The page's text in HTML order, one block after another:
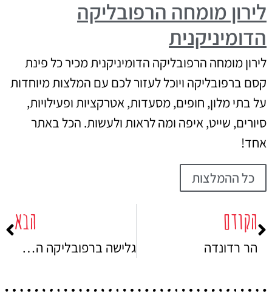
לירון מומחה הרפובליקה
הדומיניקנית
לירון מומחה הרפובליקה הדומיניקנית מכיר כל פינת
קסם ברפובליקה ויוכל לעזור לכם עם המלצות מיוחדות
על בתי מלון, חופים, מסעדות, אטרקציות ופעילויות,
סיורים, שייט, איפה ומה לראות ולעשות. הכל באתר
אחד!
כל ההמלצות
הקודם
הר רדונדה
הבא
גלישה ברפובליקה הדומיניקנית – סקירה מקיפה